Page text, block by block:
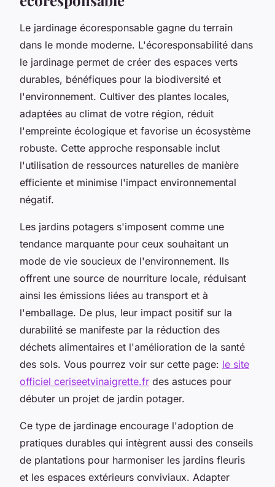
Le jardinage écoresponsable gagne du terrain
dans le monde moderne. L'écoresponsabilité dans
le jardinage permet de créer des espaces verts
durables, bénéfiques pour la biodiversité et
l'environnement. Cultiver des plantes locales,
adaptées au climat de votre région, réduit
l'empreinte écologique et favorise un écosystème
robuste. Cette approche responsable inclut
l'utilisation de ressources naturelles de manière
efficiente et minimise l'impact environnemental
négatif.
Les jardins potagers s'imposent comme une
tendance marquante pour ceux souhaitant un
mode de vie soucieux de l'environnement. Ils
offrent une source de nourriture locale, réduisant
ainsi les émissions liées au transport et à
l'emballage. De plus, leur impact positif sur la
durabilité se manifeste par la réduction des
déchets alimentaires et l'amélioration de la santé
des sols. Vous pourrez voir sur cette page: le site
officiel ceriseetvinaigrette.fr des astuces pour
débuter un projet de jardin potager.
Ce type de jardinage encourage l'adoption de
pratiques durables qui intègrent aussi des conseils
de plantations pour harmoniser les jardins fleuris
et les espaces extérieurs conviviaux. Adapter